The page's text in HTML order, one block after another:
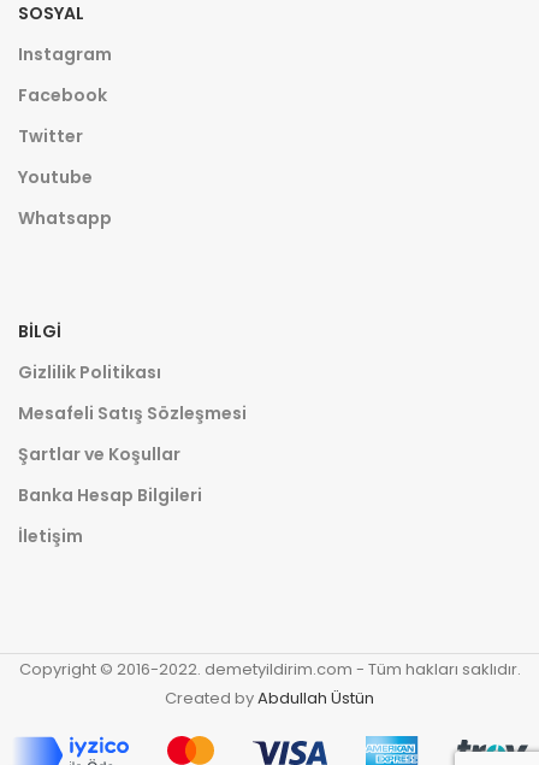
SOSYAL
Instagram
Facebook
Twitter
Youtube
Whatsapp
BILGI
Gizlilik Politikası
Mesafeli Satış Sözleşmesi
Şartlar ve Koşullar
Banka Hesap Bilgileri
İletişim
Copyright © 2016-2022. demetyildirim.com - Tüm hakları saklıdır.
Created byAbdullah Üstün